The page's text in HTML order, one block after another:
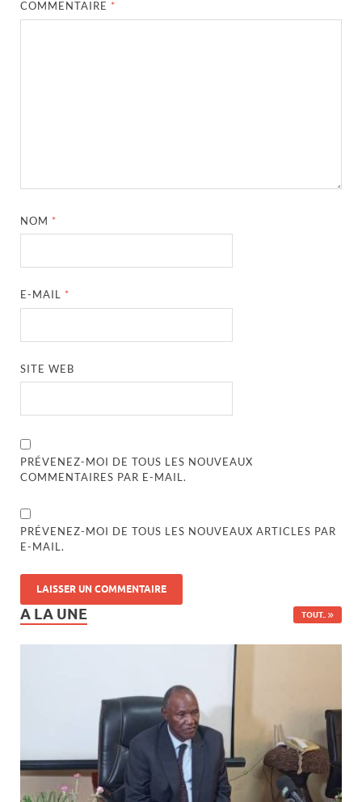
COMMENTAIRE *
NOM *
E-MAIL *
SITE WEB
PRÉVENEZ-MOI DE TOUS LES NOUVEAUX
COMMENTAIRES PAR E-MAIL.
PRÉVENEZ-MOI DE TOUS LES NOUVEAUX ARTICLES PAR
E-MAIL.
A LA UNE TOUT..